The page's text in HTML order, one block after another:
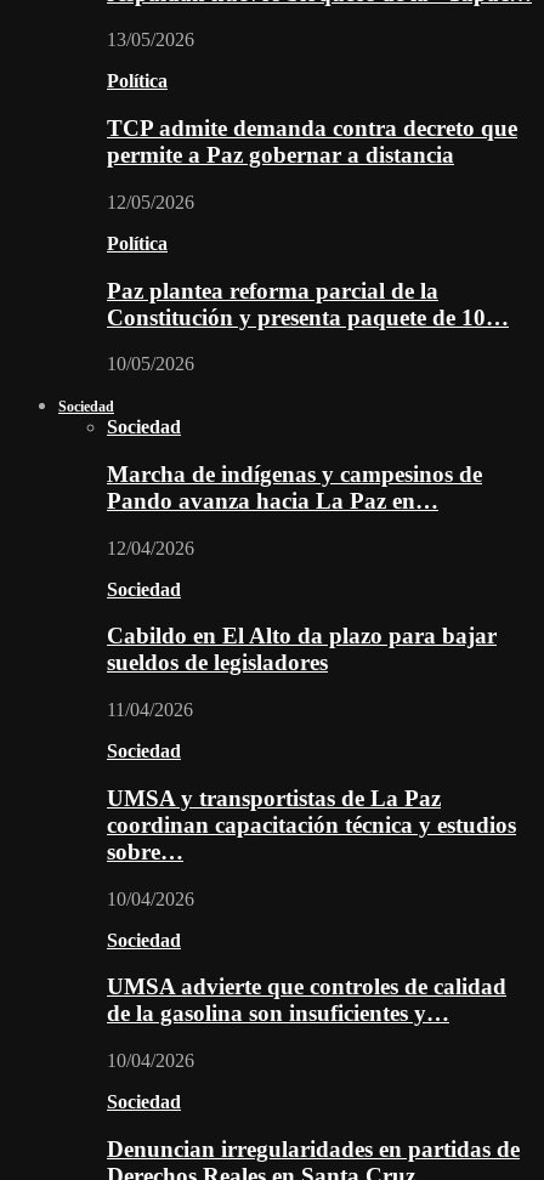
13/05/2026
Política
TCP admite demanda contra decreto que
permite a Paz gobernar a distancia
12/05/2026
Política
Paz plantea reforma parcial de la
Constitución y presenta paquete de 10…
10/05/2026
Sociedad
Sociedad
Marcha de indígenas y campesinos de
Pando avanza hacia La Paz en…
12/04/2026
Sociedad
Cabildo en El Alto da plazo para bajar
sueldos de legisladores
11/04/2026
Sociedad
UMSA y transportistas de La Paz
coordinan capacitación técnica y estudios
sobre…
10/04/2026
Sociedad
UMSA advierte que controles de calidad
de la gasolina son insuficientes y…
10/04/2026
Sociedad
Denuncian irregularidades en partidas de